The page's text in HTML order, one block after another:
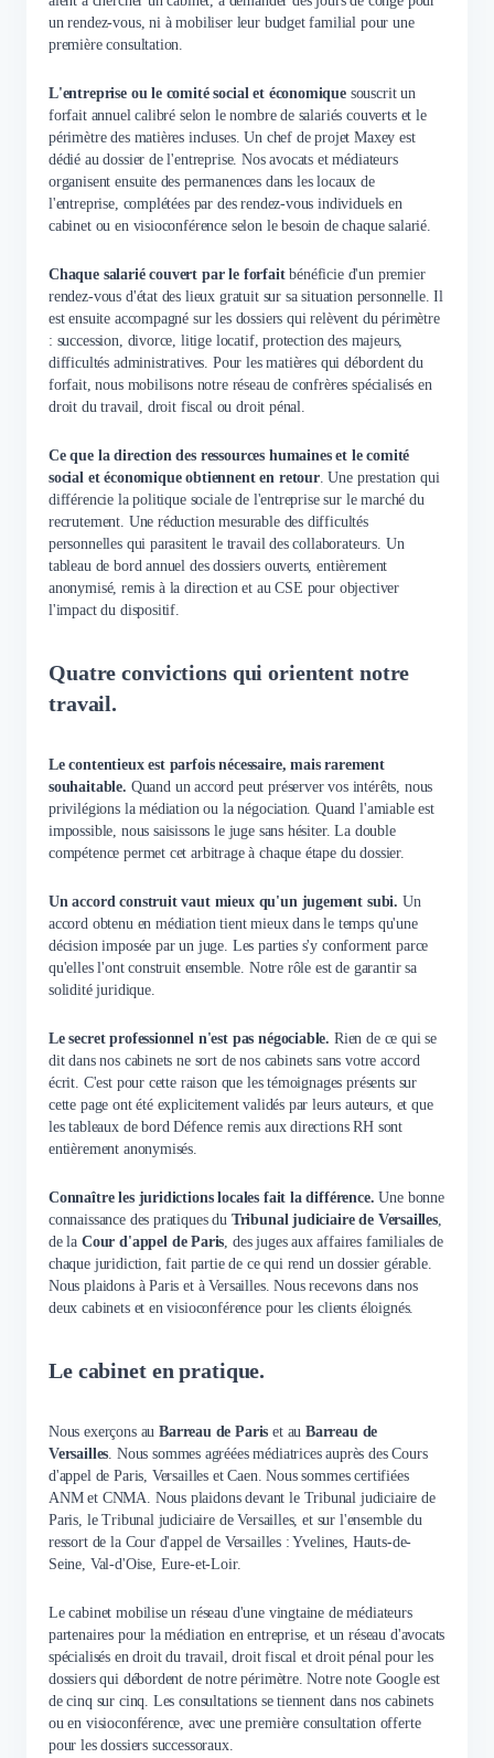
un rendez-vous, ni à mobiliser leur budget familial pour une
première consultation.
L'entreprise ou le comité social et économiquesouscrit un
forfait annuel calibré selon le nombre de salariés couverts et le
périmètre des matières incluses. Un chef de projet Maxey est
dédié au dossier de l'entreprise. Nos avocats et médiateurs
organisent ensuite des permanences dans les locaux de
l'entreprise, complétées par des rendez-vous individuels en
cabinet ou en visioconférence selon le besoin de chaque salarié.
Chaque salarié couvert par le forfaitbénéficie d'un premier
rendez-vous d'état des lieux gratuit sur sa situation personnelle. Il
est ensuite accompagné sur les dossiers qui relèvent du périmètre
: succession, divorce, litige locatif, protection des majeurs,
difficultés administratives. Pour les matières qui débordent du
forfait, nous mobilisons notre réseau de confrères spécialisés en
droit du travail, droit fiscal ou droit pénal.
Ce que la direction des ressources humaines et le comité
social et économique obtiennent en retour. Une prestation qui
différencie la politique sociale de l'entreprise sur le marché du
recrutement. Une réduction mesurable des difficultés
personnelles qui parasitent le travail des collaborateurs. Un
tableau de bord annuel des dossiers ouverts, entièrement
anonymisé, remis à la direction et au CSE pour objectiver
l'impact du dispositif.
Quatre convictions qui orientent notre
travail.
Le contentieux est parfois nécessaire, mais rarement
souhaitable. Quand un accord peut préserver vos intérêts, nous
privilégions la médiation ou la négociation. Quand l'amiable est
impossible, nous saisissons le juge sans hésiter. La double
compétence permet cet arbitrage à chaque étape du dossier.
Un accord construit vaut mieux qu'un jugement subi. Un
accord obtenu en médiation tient mieux dans le temps qu'une
décision imposée par un juge. Les parties s'y conforment parce
qu'elles l'ont construit ensemble. Notre rôle est de garantir sa
solidité juridique.
Le secret professionnel n'est pas négociable. Rien de ce qui se
dit dans nos cabinets ne sort de nos cabinets sans votre accord
écrit. C'est pour cette raison que les témoignages présents sur
cette page ont été explicitement validés par leurs auteurs, et que
les tableaux de bord Défence remis aux directions RH sont
entièrement anonymisés.
Connaître les juridictions locales fait la différence. Une bonne
connaissance des pratiques du Tribunal judiciaire de Versailles,
de la Cour d'appel de Paris , des juges aux affaires familiales de
chaque juridiction, fait partie de ce qui rend un dossier gérable.
Nous plaidons à Paris et à Versailles. Nous recevons dans nos
deux cabinets et en visioconférence pour les clients éloignés.
Le cabinet en pratique.
Nous exerçons auBarreau de Paris et auBarreau de
Versailles . Nous sommes agréées médiatrices auprès des Cours
d'appel de Paris, Versailles et Caen. Nous sommes certifiées
ANM et CNMA. Nous plaidons devant le Tribunal judiciaire de
Paris, le Tribunal judiciaire de Versailles, et sur l'ensemble du
ressort de la Cour d'appel de Versailles : Yvelines, Hauts-de-
Seine, Val-d'Oise, Eure-et-Loir.
Le cabinet mobilise un réseau d'une vingtaine de médiateurs
partenaires pour la médiation en entreprise, et un réseau d'avocats
spécialisés en droit du travail, droit fiscal et droit pénal pour les
dossiers qui débordent de notre périmètre. Notre note Google est
de cinq sur cinq. Les consultations se tiennent dans nos cabinets
ou en visioconférence, avec une première consultation offerte
pour les dossiers successoraux.